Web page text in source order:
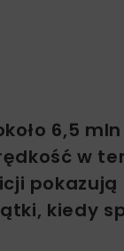
6,5
w
kiedy